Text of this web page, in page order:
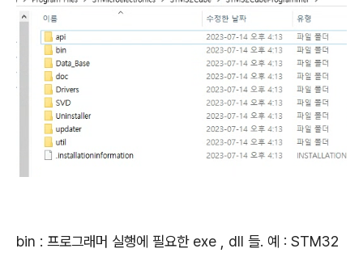
bin : 프로그래머 실행에 필요한 exe , dll 들. 예 : STM32